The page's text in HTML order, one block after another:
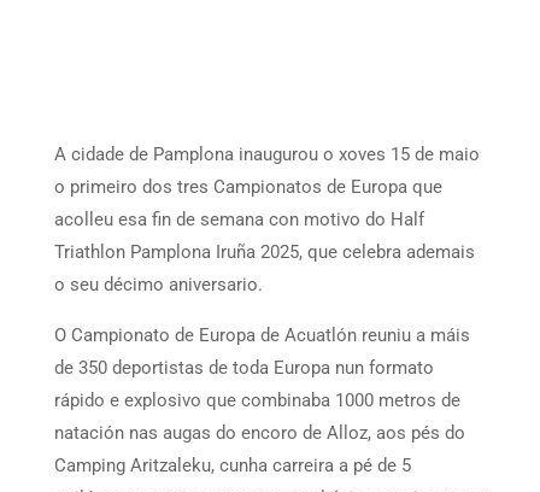
A cidade de Pamplona inaugurou o xoves 15 de maio
o primeiro dos tres Campionatos de Europa que
acolleu esa fin de semana con motivo do Half
Triathlon Pamplona Iruña 2025, que celebra ademais
o seu décimo aniversario.
O Campionato de Europa de Acuatlón reuniu a máis
de 350 deportistas de toda Europa nun formato
rápido e explosivo que combinaba 1000 metros de
natación nas augas do encoro de Alloz, aos pés do
Camping Aritzaleku, cunha carreira a pé de 5